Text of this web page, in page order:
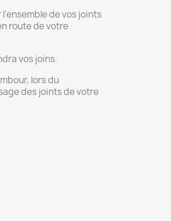
de vos joints
route de votre
vos joins.
lors du
des joints de votre